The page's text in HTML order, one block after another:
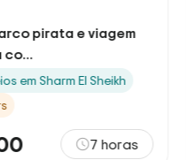
pirata e viagem
co...
em Sharm El Sheikh
7 horas